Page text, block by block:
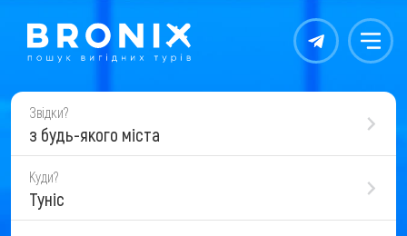
Контакты Меню
Звідки?
з будь-якого міста
Куди?
Туніс